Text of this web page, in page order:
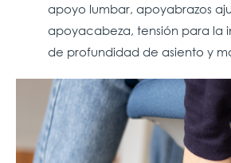
apoyo lumbar, apoyabrazos
apoyacabeza, tensión para la
de profundidad de asiento y